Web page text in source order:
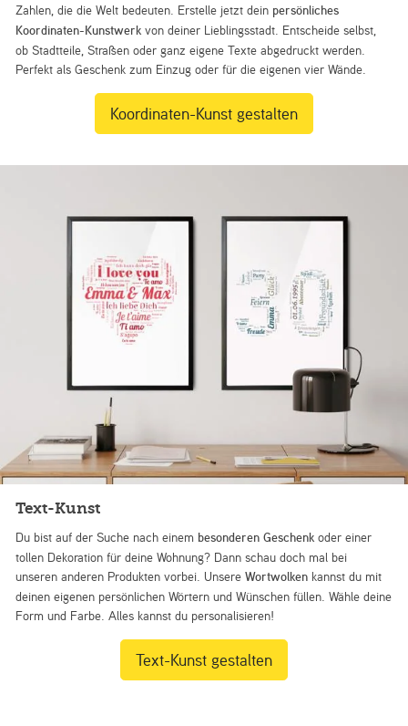
Zahlen, die die Welt bedeuten. Erstelle jetzt dein persönliches
Koordinaten-Kunstwerk von deiner Lieblingsstadt. Entscheide selbst,
ob Stadtteile, Straßen oder ganz eigene Texte abgedruckt werden.
Perfekt als Geschenk zum Einzug oder für die eigenen vier Wände.
Koordinaten-Kunst gestalten
Text-Kunst
Du bist auf der Suche nach einem besonderen Geschenk oder einer
tollen Dekoration für deine Wohnung? Dann schau doch mal bei
unseren anderen Produkten vorbei. UnsereWortwolken kannst du mit
deinen eigenen persönlichen Wörtern und Wünschen füllen. Wähle deine
Form und Farbe. Alles kannst du personalisieren!
Text-Kunst gestalten